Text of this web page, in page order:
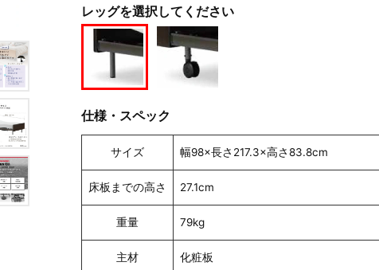
レッグを選択してください
仕様・スペック
サイズ 幅98×長さ217.3×高さ83.8cm
床板までの高さ 27.1cm
重量 79kg
主材 化粧板